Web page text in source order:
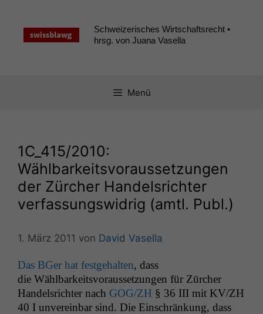
springen
Schweizerisches Wirtschaftsrecht •
hrsg. von Juana Vasella
Menü
1C_415/2010:
Wählbarkeitsvoraussetzungen
der Zürcher Handelsrichter
verfassungswidrig (amtl. Publ.)
1. März 2011 von David Vasella
Das BGer hat fest­ge­hal­ten, dass
die Wählbarkeitsvo­raus­set­zun­gen für Zürcher
Han­del­srichter nach GOG/ZH § 36 III mit KV/ZH
40 I unvere­in­bar sind. Die Ein­schränkung, dass